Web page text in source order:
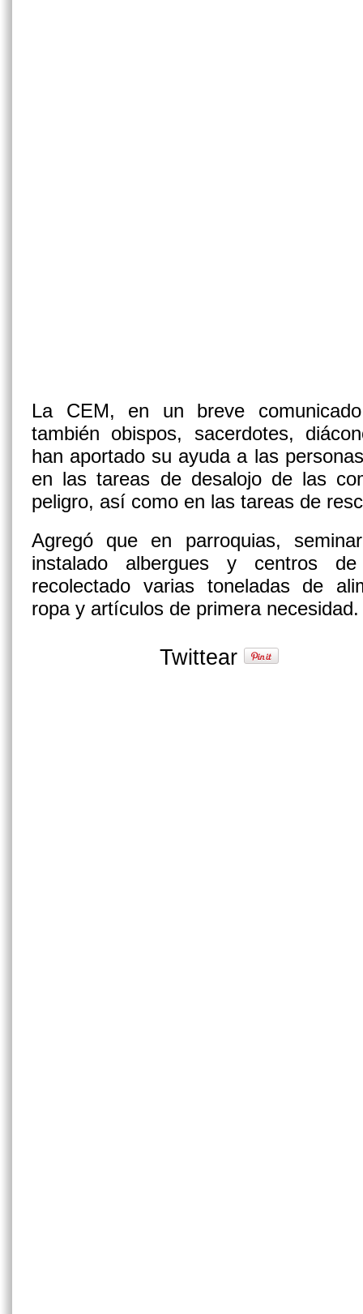
La CEM, en un breve
también obispos, sacerdotes,
han aportado su ayuda a las
en las tareas de desalojo de las
peligro, así como en las tareas de
Agregó que en parroquias,
instalado albergues y centros
recolectado varias toneladas de
ropa y artículos de primera necesidad.
Twittear